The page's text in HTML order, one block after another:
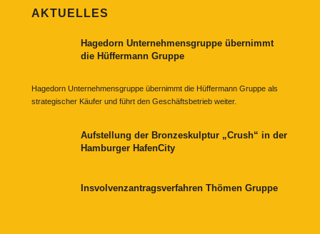
AKTUELLES
Hagedorn Unternehmensgruppe übernimmt
die Hüffermann Gruppe
Hagedorn Unternehmensgruppe übernimmt die Hüffermann Gruppe als
strategischer Käufer und führt den Geschäftsbetrieb weiter.
Aufstellung der Bronzeskulptur „Crush“ in der
Hamburger HafenCity
Insvolvenzantragsverfahren Thömen Gruppe